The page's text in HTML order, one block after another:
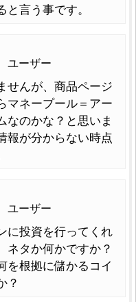
言う事です。
ユーザー
せんが、商品ページ
マネープール＝アー
なのかな？と思いま
報が分からない時点
ユーザー
に投資を行ってくれ
ネタか何かですか？
を根拠に儲かるコイ
？